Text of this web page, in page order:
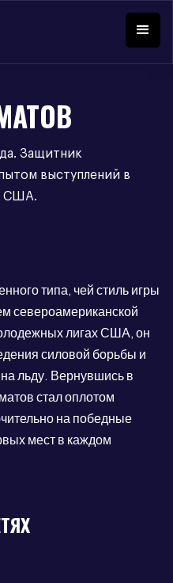
Защитник
выступлений в
США.
типа, чей стиль игры
североамериканской
лигах США, он
силовой борьбы и
льду. Вернувшись в
стал оплотом
на победные
мест в каждом